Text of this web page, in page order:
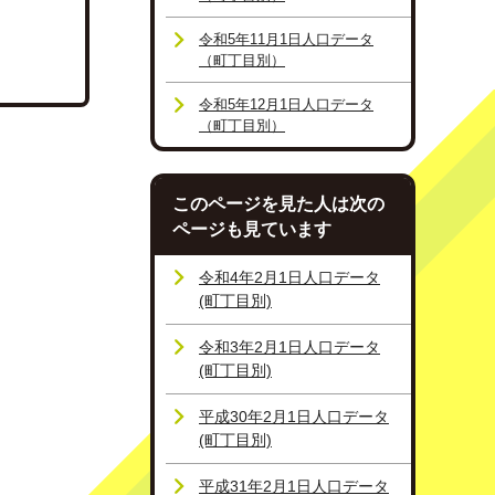
令和5年11月1日人口データ
（町丁目別）
令和5年12月1日人口データ
（町丁目別）
このページを見た人は次の
ページも見ています
令和4年2月1日人口データ
(町丁目別)
令和3年2月1日人口データ
(町丁目別)
平成30年2月1日人口データ
(町丁目別)
平成31年2月1日人口データ